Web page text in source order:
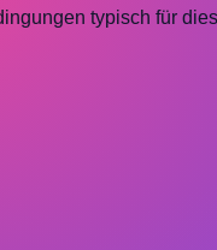
typisch für